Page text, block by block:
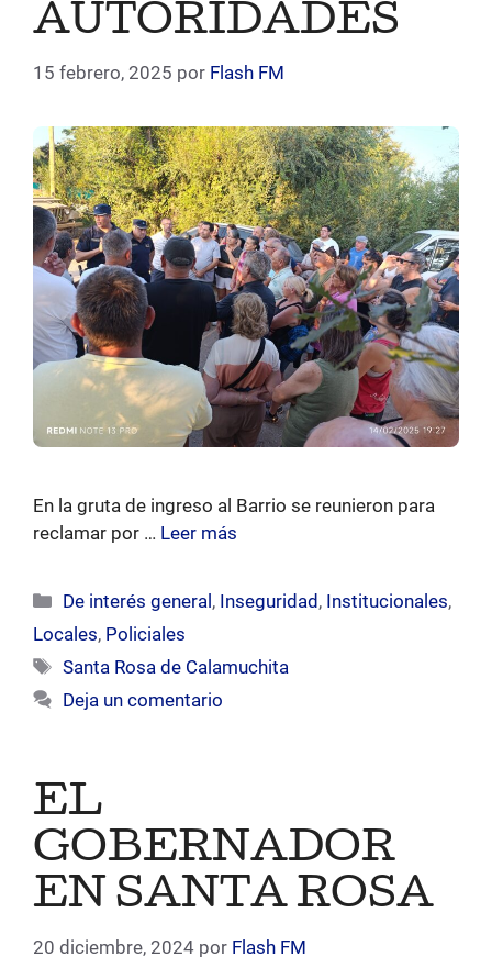
AUTORIDADES
15 febrero, 2025 por Flash FM
En la gruta de ingreso al Barrio se reunieron para
reclamar por … Leer más
Categorías
De interés general , Inseguridad , Institucionales,
Locales, Policiales
Etiquetas
Santa Rosa de Calamuchita
Deja un comentario
EL
GOBERNADOR
EN SANTA ROSA
20 diciembre, 2024 por Flash FM